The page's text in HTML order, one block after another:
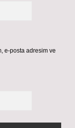
e-posta adresim ve